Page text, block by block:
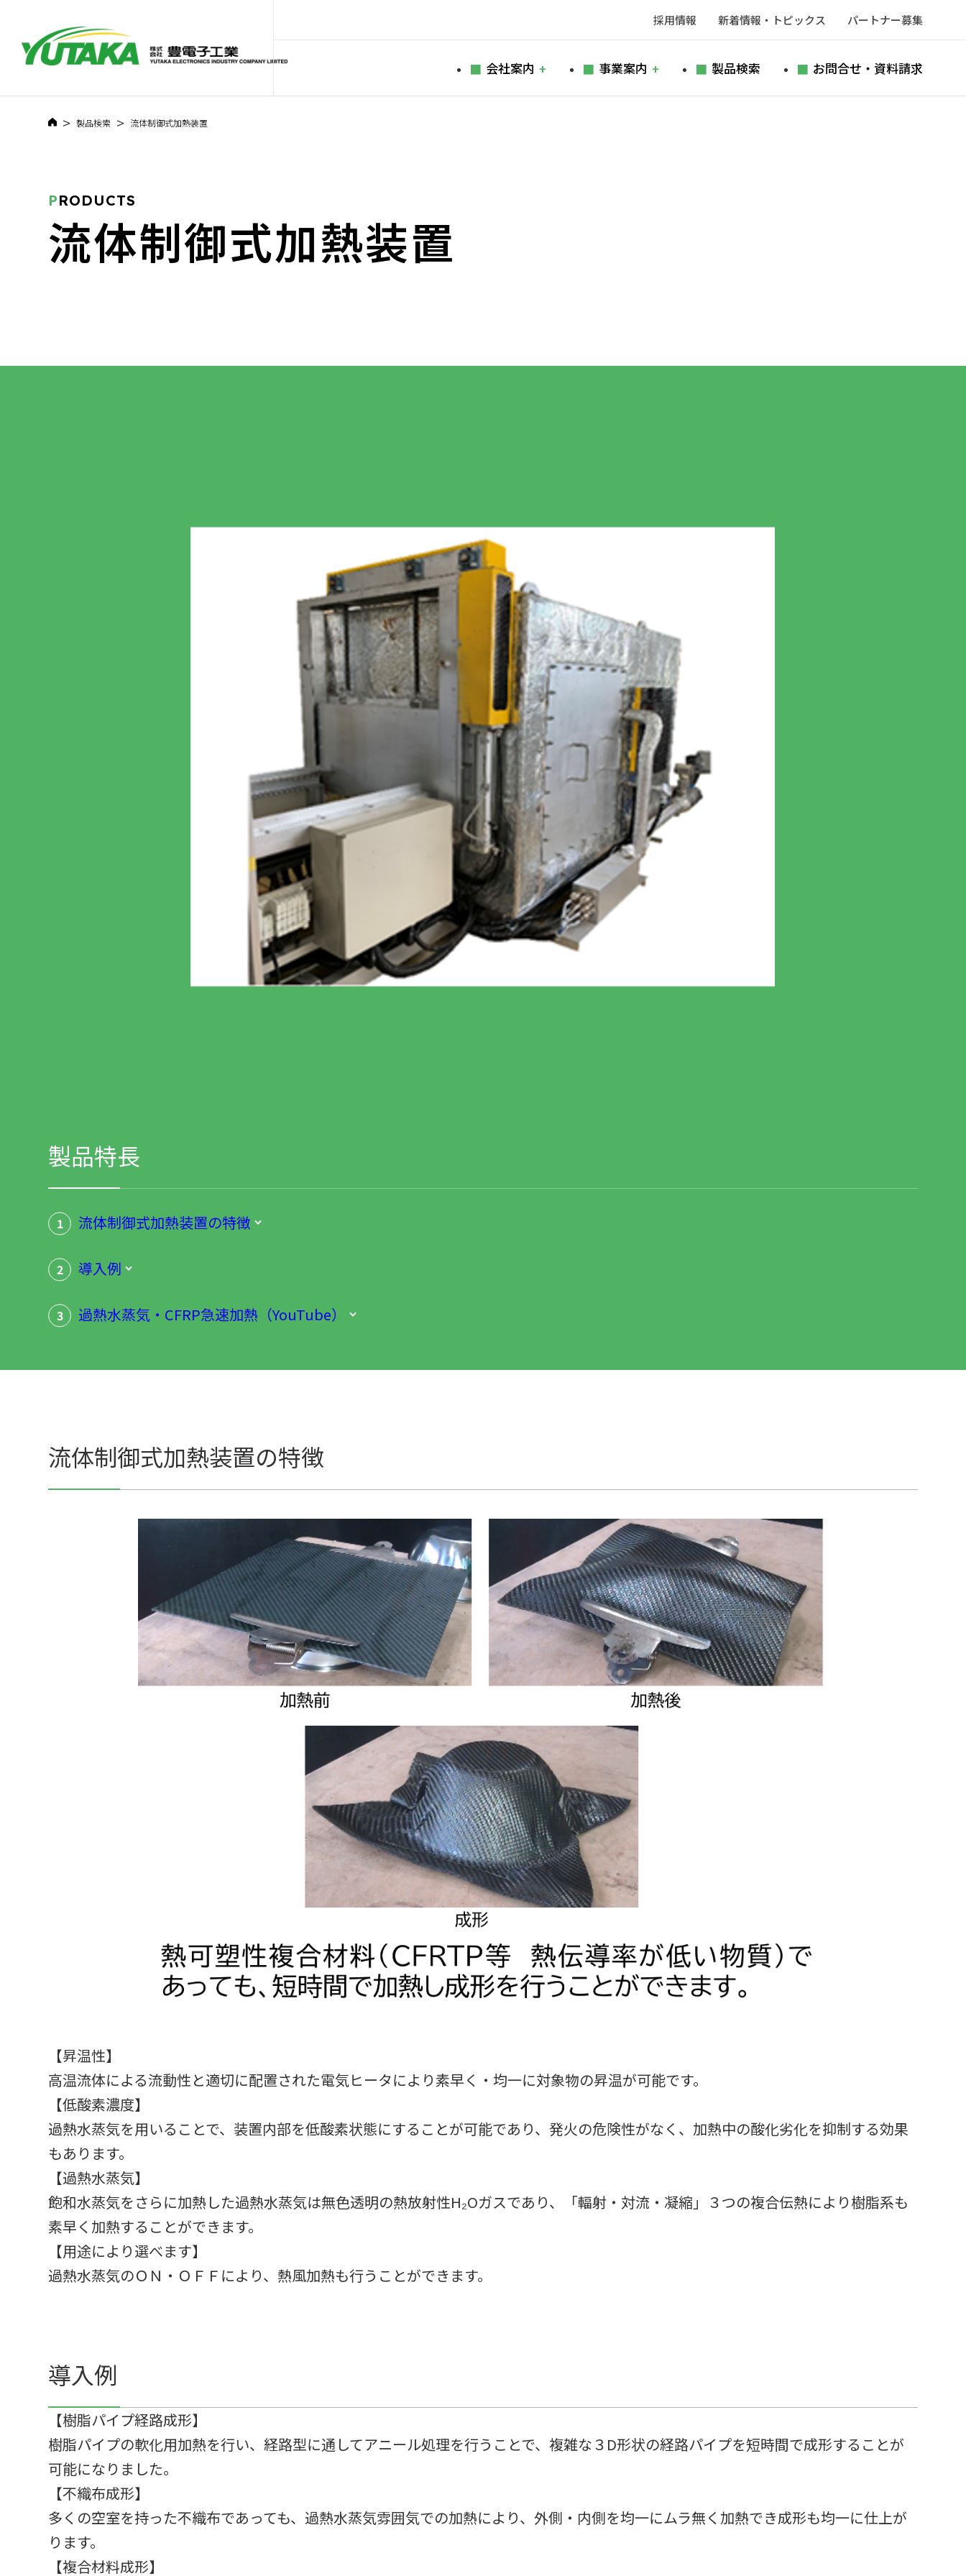
採用情報 新着情報・トピックス パートナー募集
会社案内 事業案内 製品検索 お問合せ・資料請求
>製品検索 > 流体制御式加熱装置
PRODUCTS
流体制御式加熱装置
製品特長
1 流体制御式加熱装置の特徴
2 導入例
3 過熱水蒸気・CFRP急速加熱（YouTube）
流体制御式加熱装置の特徴
【昇温性】
高温流体による流動性と適切に配置された電気ヒータにより素早く・均一に対象物の昇温が可能です。
【低酸素濃度】
過熱水蒸気を用いることで、装置内部を低酸素状態にすることが可能であり、発火の危険性がなく、加熱中の酸化劣化を抑制する効果
もあります。
【過熱水蒸気】
飽和水蒸気をさらに加熱した過熱水蒸気は無色透明の熱放射性H₂Oガスであり、「輻射・対流・凝縮」３つの複合伝熱により樹脂系も
素早く加熱することができます。
【用途により選べます】
過熱水蒸気のＯＮ・ＯＦＦにより、熱風加熱も行うことができます。
導入例
【樹脂パイプ経路成形】
樹脂パイプの軟化用加熱を行い、経路型に通してアニール処理を行うことで、複雑な３D形状の経路パイプを短時間で成形することが
可能になりました。
【不織布成形】
多くの空室を持った不織布であっても、過熱水蒸気雰囲気での加熱により、外側・内側を均一にムラ無く加熱でき成形も均一に仕上が
ります。
【複合材料成形】